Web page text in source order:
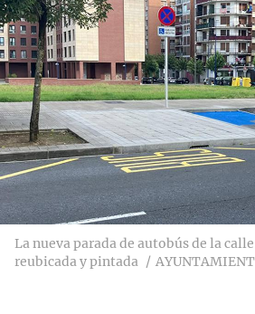
La nueva parada de autobús de la
reubicada y pintada